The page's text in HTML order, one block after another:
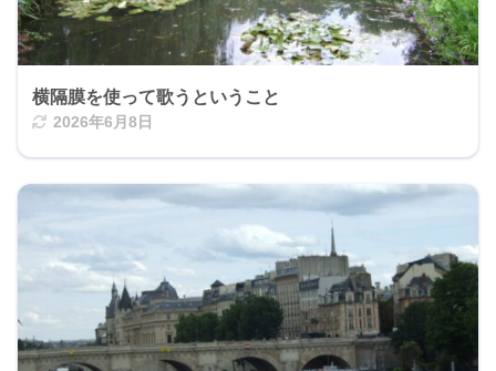
横隔膜を使って歌うということ
2026年6月8日